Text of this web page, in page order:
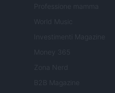
Professione mamma
World Music
Investimenti Magazine
Money 365
Zona Nerd
B2B Magazine